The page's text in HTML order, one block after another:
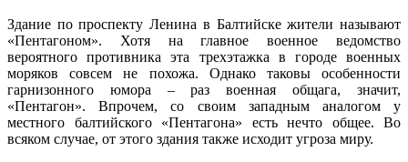
Здание по проспекту Ленина в Балтийске жители называют
«Пентагоном». Хотя на главное военное ведомство
вероятного противника эта трехэтажка в городе военных
моряков совсем не похожа. Однако таковы особенности
гарнизонного юмора – раз военная общага, значит,
«Пентагон». Впрочем, со своим западным аналогом у
местного балтийского «Пентагона» есть нечто общее. Во
всяком случае, от этого здания также исходит угроза миру.